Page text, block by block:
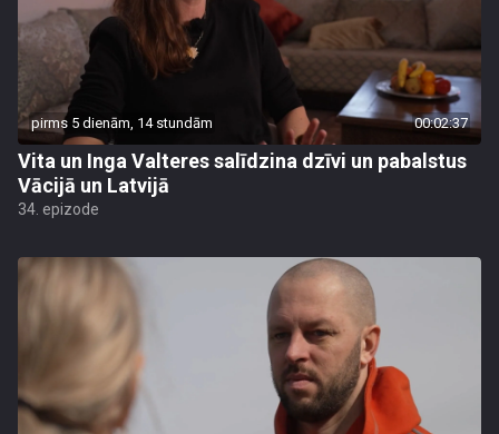
pirms 5 dienām, 14 stundām 00:02:37
Vita un Inga Valteres salīdzina dzīvi un pabalstus
Vācijā un Latvijā
34. epizode